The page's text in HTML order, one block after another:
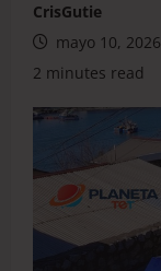
CrisGutie
mayo 10, 2026
2 minutes read